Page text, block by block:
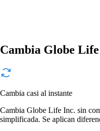
Cambia Globe
Cambia casi al instante
Cambia Globe Life Inc. sin
simplificada. Se aplican